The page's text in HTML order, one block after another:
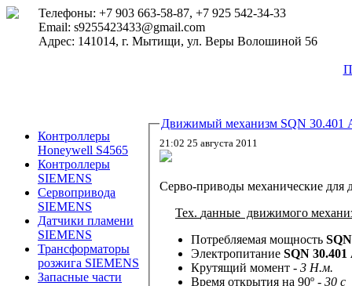
Телефоны: +7 903 663-58-87, +7 925 542-34-33
Email: s9255423433@gmail.com
Адрес: 141014, г. Мытищи, ул. Веры Волошиной 56
Контроллеры
Honeywell S4565
Контроллеры
SIEMENS
Сервопривода
SIEMENS
Датчики пламени
SIEMENS
Трансформаторы
розжига SIEMENS
Запасные части
Движимый механизм SQN 30.401
21:02 25 августа 2011
Серво-приводы механические для
Тех. данные движимого
Потребляемая мощность
Электропитание SQN 30.401
Крутящий момент - 3 Н.м.
Время открытия на 90º - 30 с